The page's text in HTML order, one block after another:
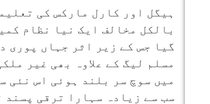
ہیگل اور کارل مارکس کی
بالکل مخالف ایک نیا نظام
گیا جس کے زیر اثر جہاں پوری
مسلم لیگ کے علاوہ بھی غیر
میں سوچ سر بلند ہوئی اس نئی
سب سے زیادہ سہارا ترقی